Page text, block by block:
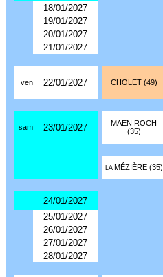
18/01/2027
19/01/2027
20/01/2027
21/01/2027
ven 22/01/2027 CHOLET (49)
sam 23/01/2027
MAEN ROCH
(35)
LA MÉZIÈRE (35)
24/01/2027
25/01/2027
26/01/2027
27/01/2027
28/01/2027